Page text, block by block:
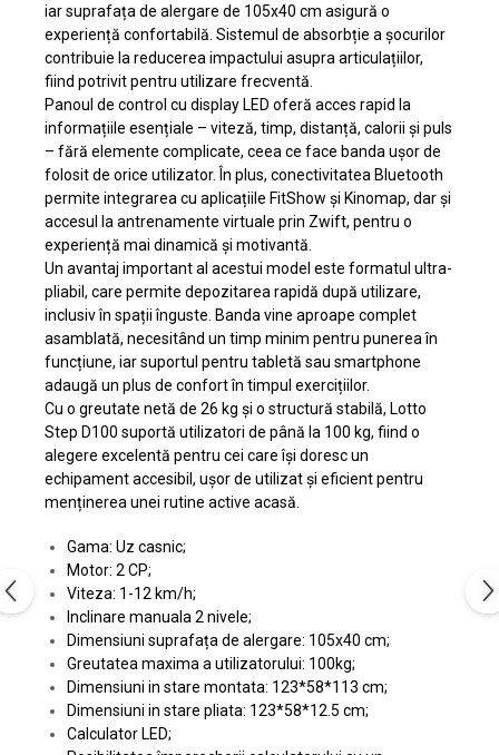
iar suprafața de alergare de 105x40 cm asigură o
experiență confortabilă. Sistemul de absorbție a șocurilor
contribuie la reducerea impactului asupra articulațiilor,
fiind potrivit pentru utilizare frecventă.
Panoul de control cu display LED oferă acces rapid la
informațiile esențiale – viteză, timp, distanță, calorii și puls
– fără elemente complicate, ceea ce face banda ușor de
folosit de orice utilizator. În plus, conectivitatea Bluetooth
permite integrarea cu aplicațiile FitShow și Kinomap, dar și
accesul la antrenamente virtuale prin Zwift, pentru o
experiență mai dinamică și motivantă.
Un avantaj important al acestui model este formatul ultra-
pliabil, care permite depozitarea rapidă după utilizare,
inclusiv în spații înguste. Banda vine aproape complet
asamblată, necesitând un timp minim pentru punerea în
funcțiune, iar suportul pentru tabletă sau smartphone
adaugă un plus de confort în timpul exercițiilor.
Cu o greutate netă de 26 kg și o structură stabilă, Lotto
Step D100 suportă utilizatori de până la 100 kg, fiind o
alegere excelentă pentru cei care își doresc un
echipament accesibil, ușor de utilizat și eficient pentru
menținerea unei rutine active acasă.
Gama: Uz casnic;
Motor: 2 CP;
Viteza: 1-12 km/h;
Inclinare manuala 2 nivele;
Dimensiuni suprafața de alergare: 105x40 cm;
Greutatea maxima a utilizatorului: 100kg;
Dimensiuni in stare montata: 123*58*113 cm;
Dimensiuni in stare pliata: 123*58*12.5 cm;
Calculator LED;